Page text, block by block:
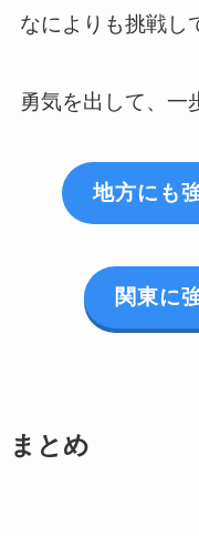
なによりも挑戦し
勇気を出して、一
地方にも
関東に
まとめ